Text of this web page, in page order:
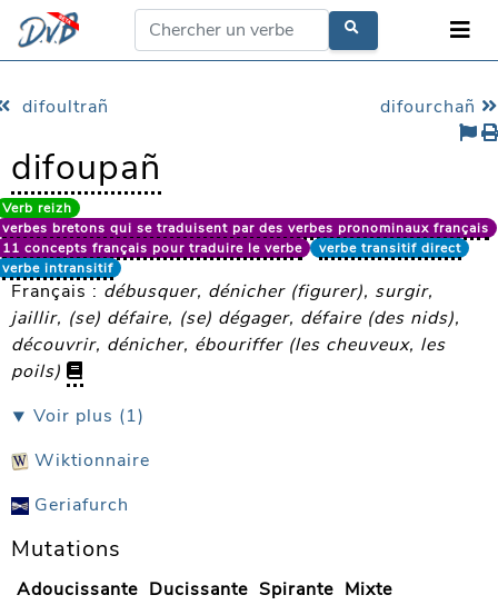
difoultrañ difourchañ
difoupañ
Verb reizh
verbes bretons qui se traduisent par des verbes pronominaux français
11 concepts français pour traduire le verbe
verbe transitif direct
verbe intransitif
Français : débusquer, dénicher (figurer), surgir,
jaillir, (se) défaire, (se) dégager, défaire (des nids),
découvrir, dénicher, ébouriffer (les cheuveux, les
poils)
⯆ Voir plus (1)
Wiktionnaire
Geriafurch
Mutations
Adoucissante Ducissante Spirante Mixte